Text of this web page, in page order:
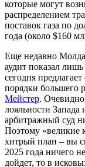
которые могут
распределением
поставок газа по
года (около $160
Еще недавно
аудит показал
сегодня
порядки большего
Мейстер.
лояльности Запада
арбитражный суд
Поэтому «великие
хитрый план – вы
2025 года ничего
дойдет, то в